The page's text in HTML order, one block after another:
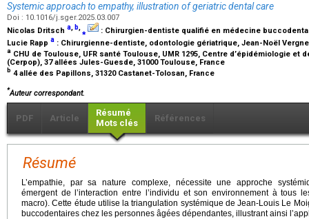
Systemic approach to empathy, illustration of geriatric dental care
Doi : 10.1016/j.sger.2025.03.007
Nicolas Dritsch a, b,⁎ : Chirurgien-dentiste qualifié en médecine
Lucie Rapp a : Chirurgienne-dentiste, odontologie gériatrique, Jean-Noël
a CHU de Toulouse, UFR santé Toulouse, UMR 1295, Centre d’épidémiologie
(Cerpop), 37 allées Jules-Guesde, 31000 Toulouse, France
b 4 allée des Papillons, 31320 Castanet-Tolosan, France
*Auteur correspondant.
PDF Article
Résumé
Mots clés
Références
Résumé
L’empathie, par sa nature complexe, nécessite une approche
émergent de l’interaction entre l’individu et son environnement à tous
macro). Cette étude utilise la triangulation systémique de Jean-Louis Le
buccodentaires chez les personnes âgées dépendantes, illustrant ainsi